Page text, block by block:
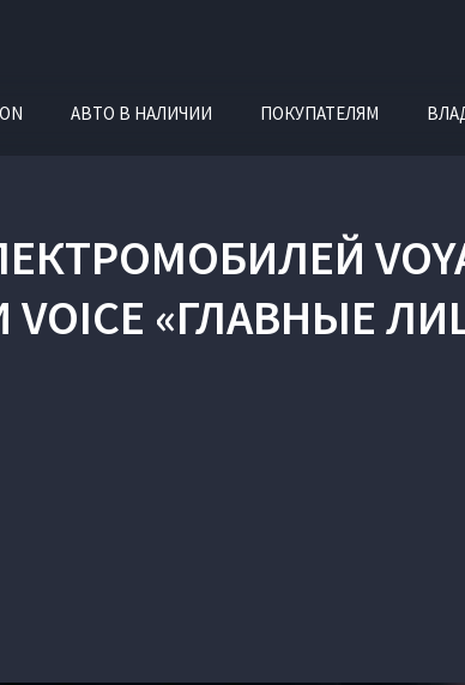
АВТО В НАЛИЧИИ ПОКУПАТЕЛЯМ
«ГЛАВНЫЕ